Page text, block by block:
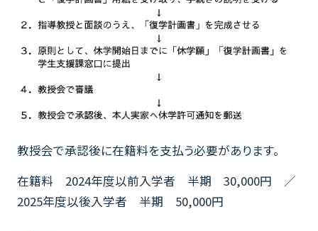
教授会で承認後に在籍料を支払う必要があります。
在籍料 2024年度以前入学者 半期 30,000円 ／
2025年度以後入学者 半期 50,000円